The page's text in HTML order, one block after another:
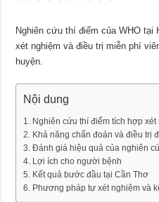
Nghiên cứu thí điểm của WHO
xét nghiệm và điều trị miễn phí
huyện.
Nội dung
Nghiên cứu thí điểm tích hợp xét
Khả năng chẩn đoán và điều trị
Đánh giá hiệu quả của nghiên
Lợi ích cho người bệnh
Kết quả bước đầu tại Cần Thơ
Phương pháp tự xét nghiệm và